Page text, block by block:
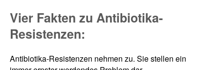
Vier Fakten zu Antibiotika-
Resistenzen:
Antibiotika-Resistenzen nehmen zu. Sie stellen ein